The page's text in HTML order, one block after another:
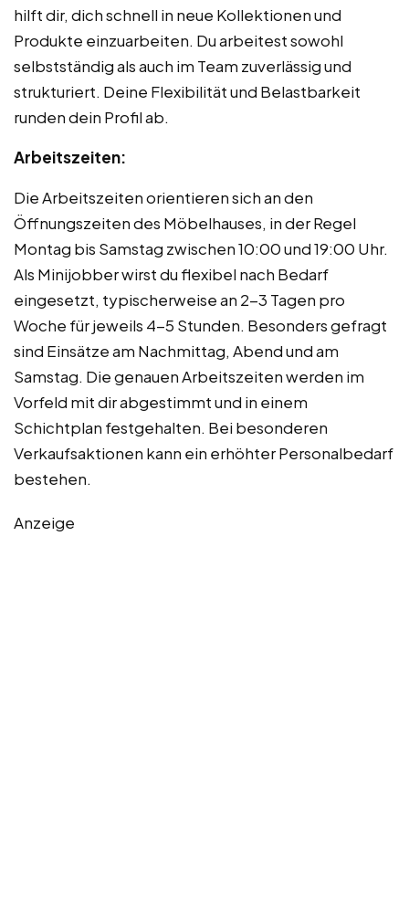
hilft dir, dich schnell in neue Kollektionen und
Produkte einzuarbeiten. Du arbeitest sowohl
selbstständig als auch im Team zuverlässig und
strukturiert. Deine Flexibilität und Belastbarkeit
runden dein Profil ab.
Arbeitszeiten:
Die Arbeitszeiten orientieren sich an den
Öffnungszeiten des Möbelhauses, in der Regel
Montag bis Samstag zwischen 10:00 und 19:00 Uhr.
Als Minijobber wirst du flexibel nach Bedarf
eingesetzt, typischerweise an 2-3 Tagen pro
Woche für jeweils 4-5 Stunden. Besonders gefragt
sind Einsätze am Nachmittag, Abend und am
Samstag. Die genauen Arbeitszeiten werden im
Vorfeld mit dir abgestimmt und in einem
Schichtplan festgehalten. Bei besonderen
Verkaufsaktionen kann ein erhöhter Personalbedarf
bestehen.
Anzeige